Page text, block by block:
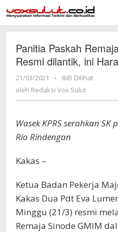
ke
konten
Panitia Paskah
Resmi dilantik, ini
21/03/2021
oleh
Redaksi
-
845 Dilihat
oleh Redaksi Vox Sulut
Wasek KPRS serahkan
Rio Rindengan
Kakas –
Ketua Badan Pekerja
Kakas Dua Pdt Eva
Minggu (21/3) resmi
Remaja Sinode GMIM